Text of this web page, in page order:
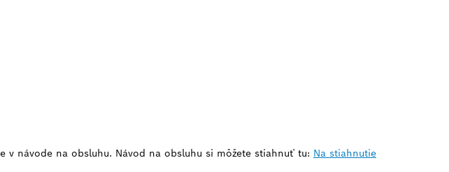
v návode na obsluhu. Návod na obsluhu si môžete stiahnuť tu: Na stiahnutie